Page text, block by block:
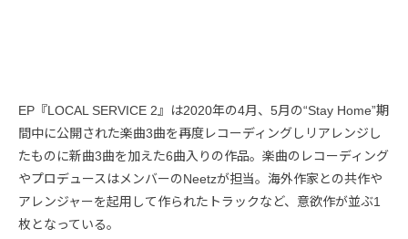
EP『LOCAL SERVICE 2』は2020年の4月、5月の“Stay Home”期
間中に公開された楽曲3曲を再度レコーディングしリアレンジし
たものに新曲3曲を加えた6曲入りの作品。楽曲のレコーディング
やプロデュースはメンバーのNeetzが担当。海外作家との共作や
アレンジャーを起用して作られたトラックなど、意欲作が並ぶ1
枚となっている。